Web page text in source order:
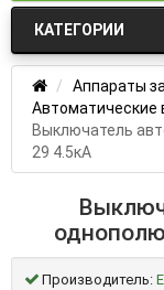
КАТЕГОРИИ
Аппараты
Автоматические
Выключатель
29 4.5кА
Производитель: